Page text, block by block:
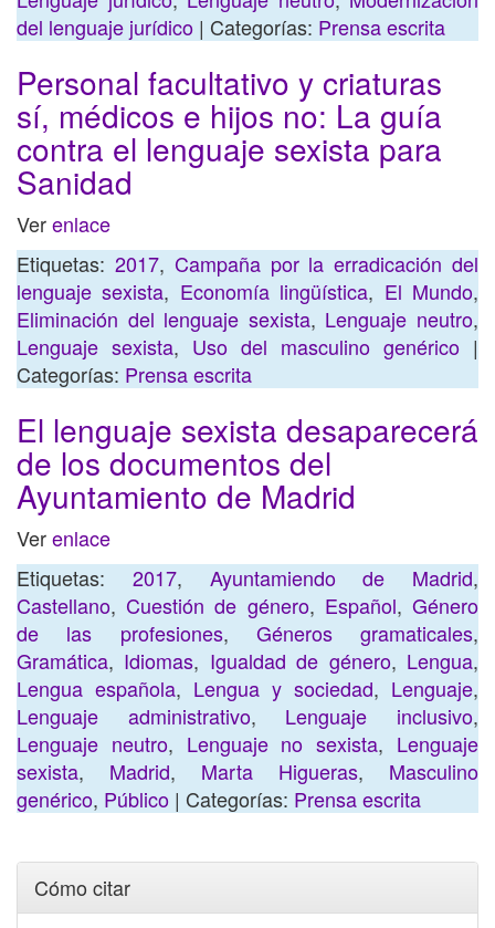
del lenguaje jurídico | Categorías: Prensa escrita
Personal facultativo y criaturas
sí, médicos e hijos no: La guía
contra el lenguaje sexista para
Sanidad
Verenlace
Etiquetas: 2017, Campaña por la erradicación del
lenguaje sexista, Economía lingüística, El Mundo,
Eliminación del lenguaje sexista, Lenguaje neutro,
Lenguaje sexista, Uso del masculino genérico |
Categorías: Prensa escrita
El lenguaje sexista desaparecerá
de los documentos del
Ayuntamiento de Madrid
Verenlace
Etiquetas: 2017, Ayuntamiendo de Madrid,
Castellano,Cuestión de género, Español,Género
de las profesiones, Géneros gramaticales,
Gramática, Idiomas, Igualdad de género, Lengua,
Lengua española, Lengua y sociedad, Lenguaje,
Lenguaje administrativo, Lenguaje inclusivo,
Lenguaje neutro, Lenguaje no sexista, Lenguaje
sexista, Madrid, Marta Higueras, Masculino
genérico, Público | Categorías: Prensa escrita
Cómo citar